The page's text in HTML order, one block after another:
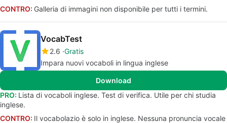
CONTRO: Galleria di immagini non disponibile per tutti i termini.
VocabTest
2.6 Gratis
Impara nuovi vocaboli in lingua inglese
Download
PRO: Lista di vocaboli inglese. Test di verifica. Utile per chi studia
inglese.
CONTRO: Il vocabolazio è solo in inglese. Nessuna pronuncia vocale